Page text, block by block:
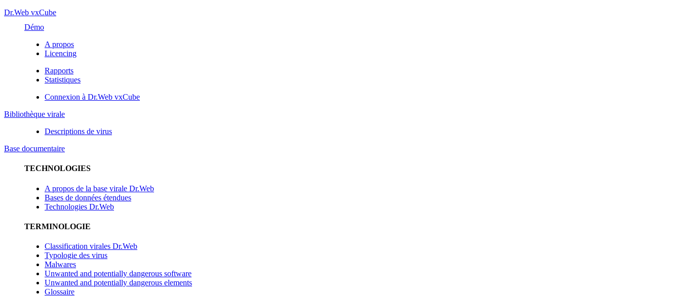
Dr.Web vxCube
Démo
A propos
Licencing
Rapports
Statistiques
Connexion à Dr.Web vxCube
Bibliothèque virale
Descriptions de virus
Base documentaire
TECHNOLOGIES
A propos de la base virale Dr.Web
Bases de données étendues
Technologies Dr.Web
TERMINOLOGIE
Classification virales Dr.Web
Typologie des virus
Malwares
Unwanted and potentially dangerous software
Unwanted and potentially dangerous elements
Glossaire